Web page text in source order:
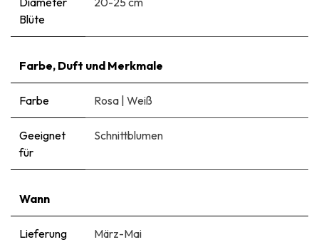
Blüte
Farbe, Duft und Merkmale
Farbe Rosa | Weiß
Geeignet
für
Schnittblumen
Wann
Lieferung März-Mai